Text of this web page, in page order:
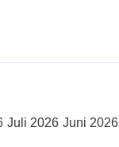
Juli 2026 Juni 2026